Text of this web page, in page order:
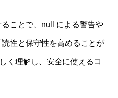
ことで、null による警告や
性と保守性を高めることが
く理解し、安全に使えるコ